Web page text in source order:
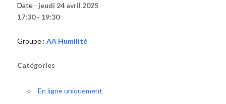
Date - jeudi 24 avril 2025
17:30 - 19:30
Groupe : AA Humilité
Catégories
En ligne uniquement